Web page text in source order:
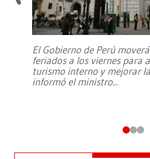
El Gobierno de Perú
feriados a los viernes para
turismo interno y mejorar
informó el ministro...